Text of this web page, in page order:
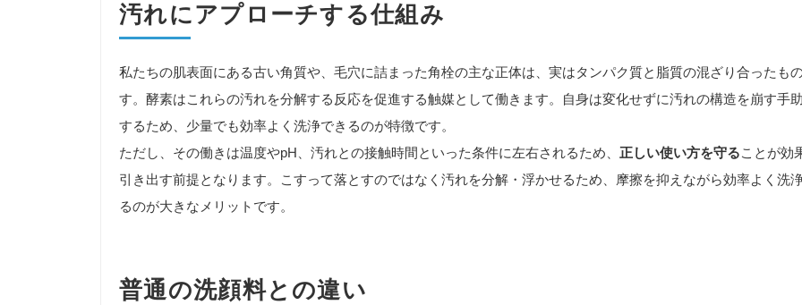
汚れにアプローチする仕組み
私たちの肌表面にある古い角質や、毛穴に詰まった角栓の主な正体は、実はタンパク質と脂質の混ざり合ったも
す。酵素はこれらの汚れを分解する反応を促進する触媒として働きます。自身は変化せずに汚れの構造を崩す手
するため、少量でも効率よく洗浄できるのが特徴です。
ただし、その働きは温度やpH、汚れとの接触時間といった条件に左右されるため、 正しい使い方を守ることが効
引き出す前提となります。こすって落とすのではなく汚れを分解・浮かせるため、摩擦を抑えながら効率よく洗
るのが大きなメリットです。
普通の洗顔料との違い